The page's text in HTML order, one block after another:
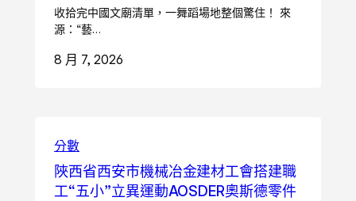
收拾完中國文廟清單，一舞蹈場地整個驚住！ 來
源：“藝…
8 月 7, 2026
分數
陜西省西安市機械冶金建材工會搭建職
工“五小”立異運動AOSDER奧斯德零件